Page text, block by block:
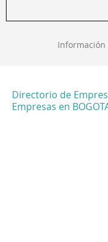
Directorio de
Empresas en